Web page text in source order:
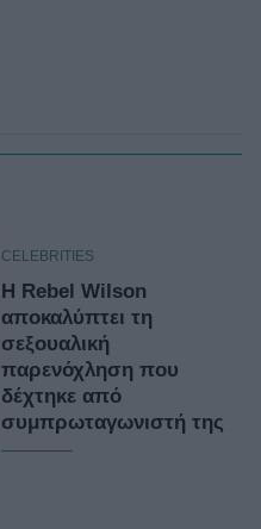
CELEBRITIES
Η Rebel Wilson
αποκαλύπτει τη
σεξουαλική
παρενόχληση που
δέχτηκε από
συμπρωταγωνιστή της